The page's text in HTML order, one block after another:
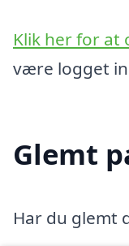
Klik her for at
være logget
Glemt
Har du glemt